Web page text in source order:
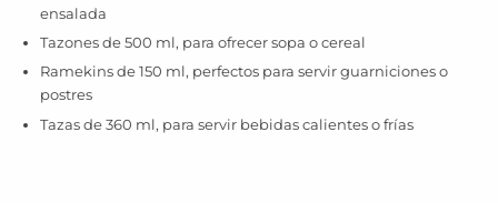
ensalada
Tazones de 500 ml, para ofrecer sopa o cereal
Ramekins de 150 ml, perfectos para servir guarniciones o
postres
Tazas de 360 ml, para servir bebidas calientes o frías